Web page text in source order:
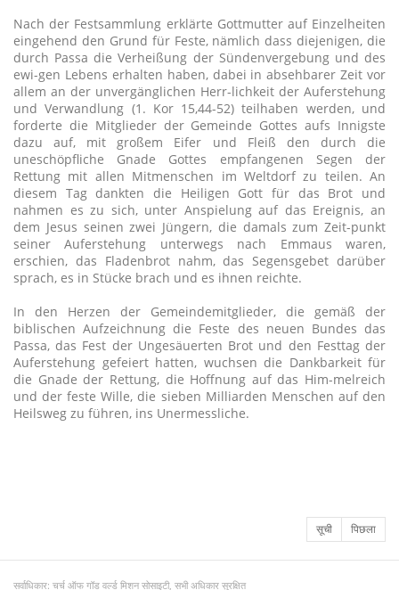
Nach der Festsammlung erklärte Gottmutter auf Einzelheiten
eingehend den Grund für Feste, nämlich dass diejenigen, die
durch Passa die Verheißung der Sündenvergebung und des
ewi-gen Lebens erhalten haben, dabei in absehbarer Zeit vor
allem an der unvergänglichen Herr-lichkeit der Auferstehung
und Verwandlung (1. Kor 15,44-52) teilhaben werden, und
forderte die Mitglieder der Gemeinde Gottes aufs Innigste
dazu auf, mit großem Eifer und Fleiß den durch die
uneschöpfliche Gnade Gottes empfangenen Segen der
Rettung mit allen Mitmenschen im Weltdorf zu teilen. An
diesem Tag dankten die Heiligen Gott für das Brot und
nahmen es zu sich, unter Anspielung auf das Ereignis, an
dem Jesus seinen zwei Jüngern, die damals zum Zeit-punkt
seiner Auferstehung unterwegs nach Emmaus waren,
erschien, das Fladenbrot nahm, das Segensgebet darüber
sprach, es in Stücke brach und es ihnen reichte.
In den Herzen der Gemeindemitglieder, die gemäß der
biblischen Aufzeichnung die Feste des neuen Bundes das
Passa, das Fest der Ungesäuerten Brot und den Festtag der
Auferstehung gefeiert hatten, wuchsen die Dankbarkeit für
die Gnade der Rettung, die Hoffnung auf das Him-melreich
und der feste Wille, die sieben Milliarden Menschen auf den
Heilsweg zu führen, ins Unermessliche.
सूची पिछला
सर्वाधिकार: चर्च ऑफ गॉड वर्ल्ड मिशन सोसाइटी, सभी अधिकार सुरक्षित